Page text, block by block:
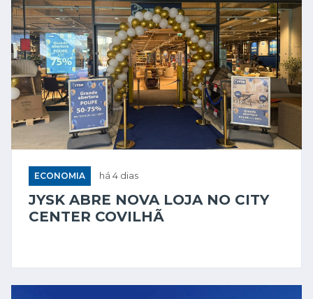
ECONOMIA há 4 dias
JYSK ABRE NOVA LOJA NO CITY
CENTER COVILHÃ